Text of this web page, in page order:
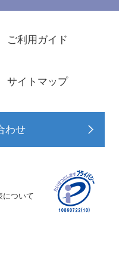
ご利用ガイド
サイトマップ
わせ
について